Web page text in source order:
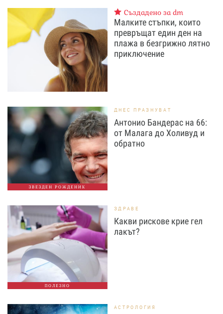
Създадено за dm
Малките стъпки, които
превръщат един ден на
плажа в безгрижно лятно
приключение
ЗВЕЗДЕН РОЖДЕНИК
ДНЕС ПРАЗНУВАТ
Антонио Бандерас на 66:
от Малага до Холивуд и
обратно
ПОЛЕЗНО
ЗДРАВЕ
Какви рискове крие гел
лакът?
АСТРОЛОГИЯ